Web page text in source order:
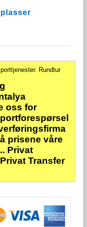
Rundtur
oss for
prisene våre
Privat
Transfer